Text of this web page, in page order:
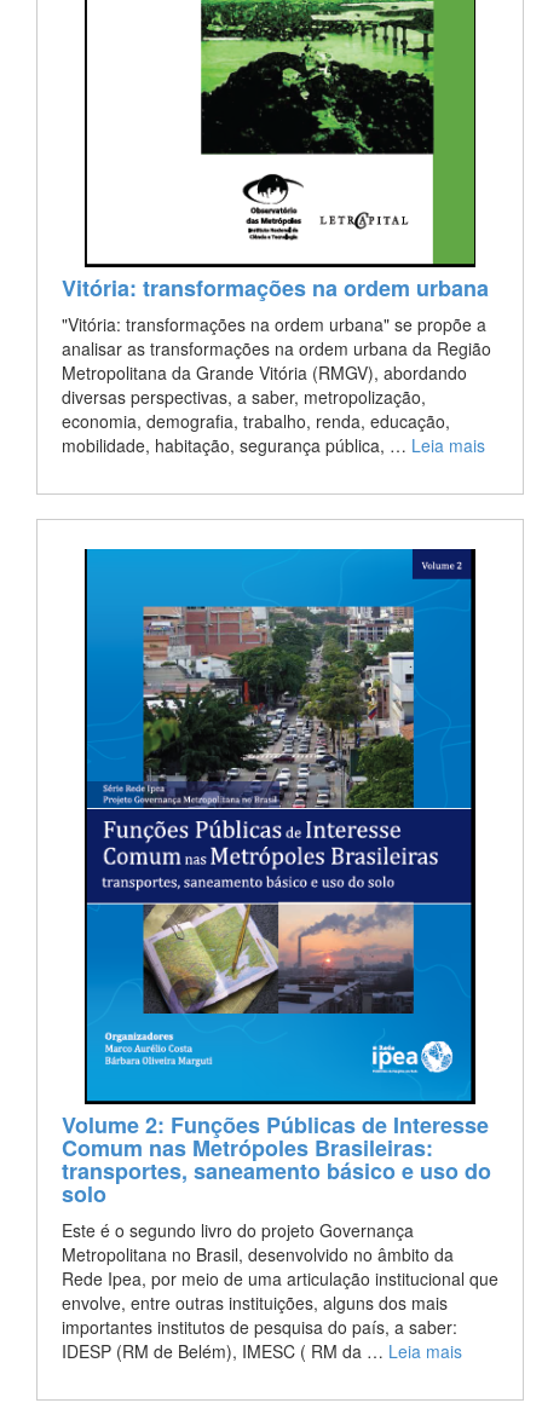
Vitória: transformações na ordem urbana
"Vitória: transformações na ordem urbana" se propõe a
analisar as transformações na ordem urbana da Região
Metropolitana da Grande Vitória (RMGV), abordando
diversas perspectivas, a saber, metropolização,
economia, demografia, trabalho, renda, educação,
mobilidade, habitação, segurança pública, … Leia mais
Volume 2: Funções Públicas de Interesse
Comum nas Metrópoles Brasileiras:
transportes, saneamento básico e uso do
solo
Este é o segundo livro do projeto Governança
Metropolitana no Brasil, desenvolvido no âmbito da
Rede Ipea, por meio de uma articulação institucional que
envolve, entre outras instituições, alguns dos mais
importantes institutos de pesquisa do país, a saber:
IDESP (RM de Belém), IMESC ( RM da … Leia mais